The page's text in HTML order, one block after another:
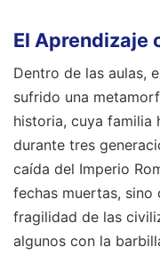
El Aprendizaje
Dentro de las aulas,
sufrido una
historia, cuya familia
durante tres
caída del Imperio
fechas muertas, sino
fragilidad de las
algunos con la